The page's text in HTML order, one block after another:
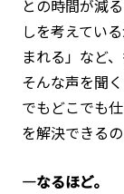
との時間が減
しを考えてい
まれる」など
そんな声を聞
でもどこでも
を解決できる
―なるほど。